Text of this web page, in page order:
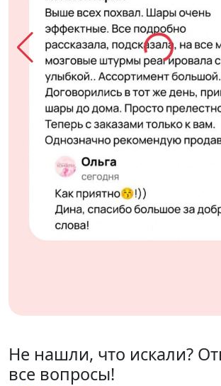
Не нашли, что искали?
все вопросы!